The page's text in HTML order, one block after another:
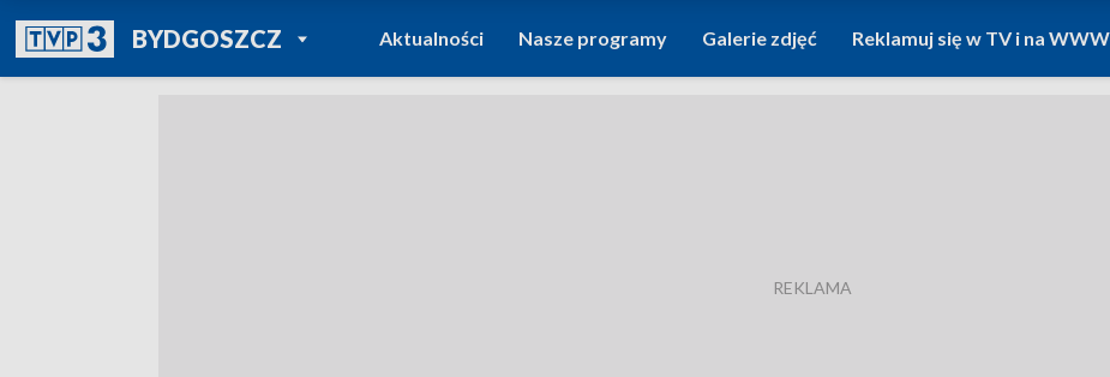
BYDGOSZCZPOWRÓT DO
TVP REGIONY
Aktualności Nasze programy Galerie zdjęć Reklamuj się w TV i na WWW